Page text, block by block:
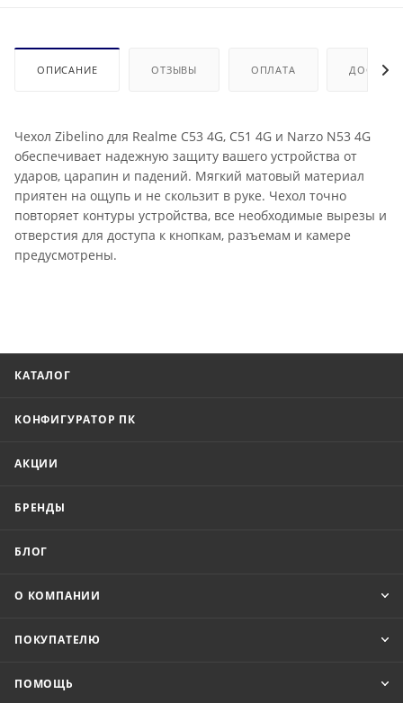
ОПИСАНИЕ ОТЗЫВЫ ОПЛАТА
Чехол Zibelino для Realme C53 4G, C51 4G и Narzo N53 4G
обеспечивает надежную защиту вашего устройства от
ударов, царапин и падений. Мягкий матовый материал
приятен на ощупь и не скользит в руке. Чехол точно
повторяет контуры устройства, все необходимые вырезы и
отверстия для доступа к кнопкам, разъемам и камере
предусмотрены.
КАТАЛОГ
КОНФИГУРАТОР ПК
АКЦИИ
БРЕНДЫ
БЛОГ
О КОМПАНИИ
ПОКУПАТЕЛЮ
ПОМОЩЬ